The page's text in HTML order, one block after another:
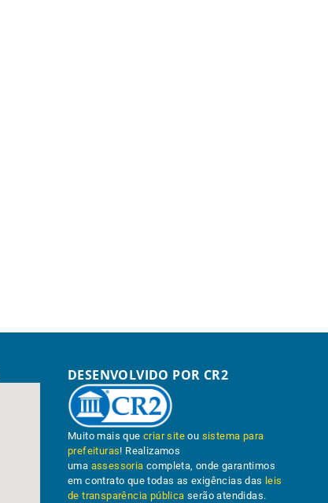
DESENVOLVIDO POR CR2
Muito mais quecriar site ou sistema para
prefeituras! Realizamos
uma assessoria completa, onde garantimos
em contrato que todas as exigências das leis
de transparência pública serão atendidas.